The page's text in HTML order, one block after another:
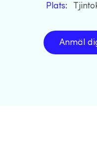
Plats:
Anmäl